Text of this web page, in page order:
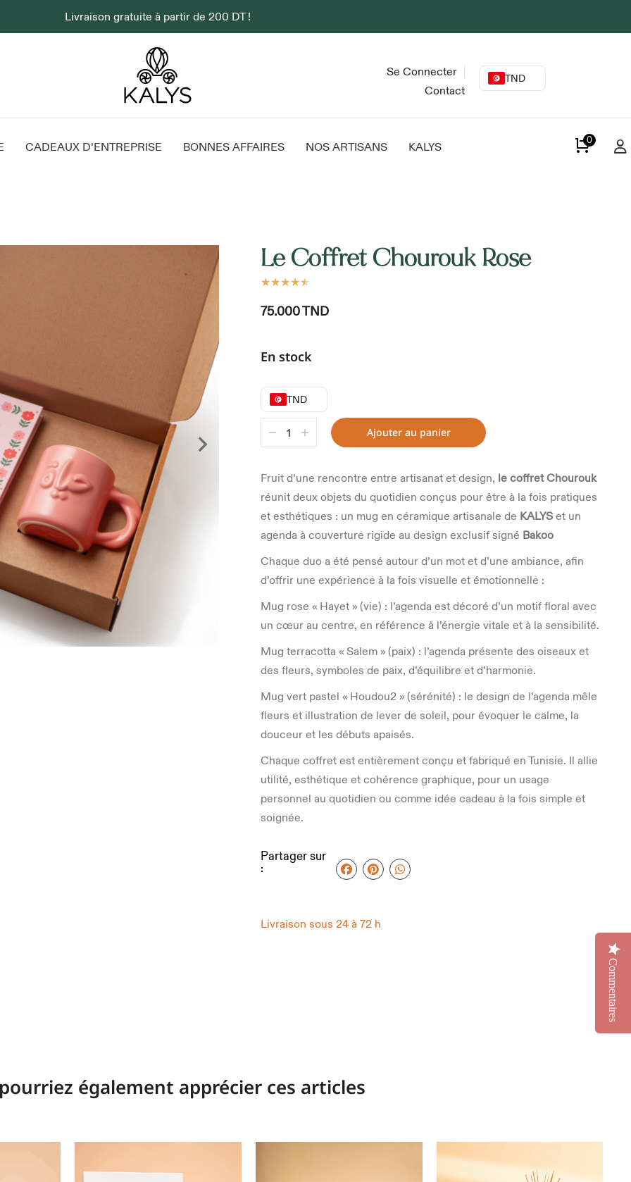
Livraison gratuite à partir de 200 DT !
Se Connecter
Contact
TND
CADEAUX D’ENTREPRISE BONNES AFFAIRES NOS ARTISANS KALYS 0
Le Coffret Chourouk Rose
★★★★★
75.000TND
En stock
TND
Ajouter au panier
Fruit d’une rencontre entre artisanat et design, le coffret Chourouk
réunit deux objets du quotidien conçus pour être à la fois pratiques
et esthétiques : un mug en céramique artisanale de KALYS et un
agenda à couverture rigide au design exclusif signé Bakoo
Chaque duo a été pensé autour d’un mot et d’une ambiance, afin
d’offrir une expérience à la fois visuelle et émotionnelle :
Mug rose « Hayet » (vie) : l’agenda est décoré d’un motif floral avec
un cœur au centre, en référence à l’énergie vitale et à la sensibilité.
Mug terracotta « Salem » (paix) : l’agenda présente des oiseaux et
des fleurs, symboles de paix, d’équilibre et d’harmonie.
Mug vert pastel « Houdou2 » (sérénité) : le design de l’agenda mêle
fleurs et illustration de lever de soleil, pour évoquer le calme, la
douceur et les débuts apaisés.
Chaque coffret est entièrement conçu et fabriqué en Tunisie. Il allie
utilité, esthétique et cohérence graphique, pour un usage
personnel au quotidien ou comme idée cadeau à la fois simple et
soignée.
Partager sur
:
Livraison sous 24 à 72 h
également apprécier ces articles
Commentaires